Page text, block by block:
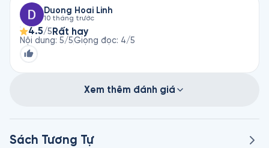
Duong Hoai Linh
10 tháng trước
4.5/5 Rất hay
Nội dung: 5/5Giọng đọc: 4/5
Xem thêm đánh giá
Sách Tương Tự